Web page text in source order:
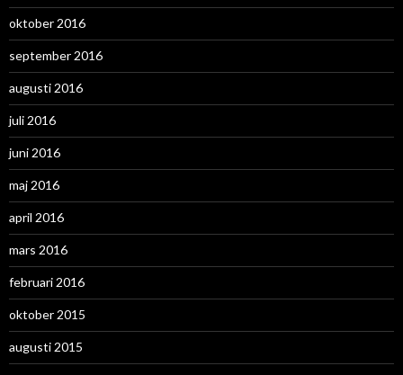
oktober 2016
september 2016
augusti 2016
juli 2016
juni 2016
maj 2016
april 2016
mars 2016
februari 2016
oktober 2015
augusti 2015